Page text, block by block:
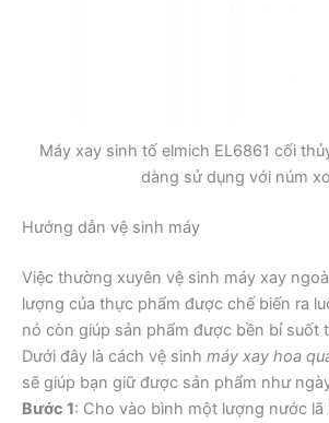
Máy xay sinh tố elmich EL6861 cối
dàng sử dụng với núm
Hướng dẫn vệ sinh máy
Việc thường xuyên vệ sinh máy xay
lượng của thực phẩm được chế biến ra
nó còn giúp sản phẩm được bền bỉ suốt
Dưới đây là cách vệ sinh máy xay hoa
sẽ giúp bạn giữ được sản phẩm như
Bước 1: Cho vào bình một lượng nước lã